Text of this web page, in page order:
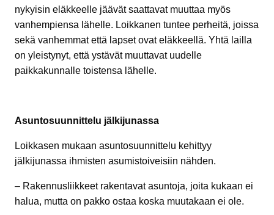
nykyisin eläkkeelle jäävät saattavat muuttaa myös
vanhempiensa lähelle. Loikkanen tuntee perheitä, joissa
sekä vanhemmat että lapset ovat eläkkeellä. Yhtä lailla
on yleistynyt, että ystävät muuttavat uudelle
paikkakunnalle toistensa lähelle.
Asuntosuunnittelu jälkijunassa
Loikkasen mukaan asuntosuunnittelu kehittyy
jälkijunassa ihmisten asumistoiveisiin nähden.
– Rakennusliikkeet rakentavat asuntoja, joita kukaan ei
halua, mutta on pakko ostaa koska muutakaan ei ole.